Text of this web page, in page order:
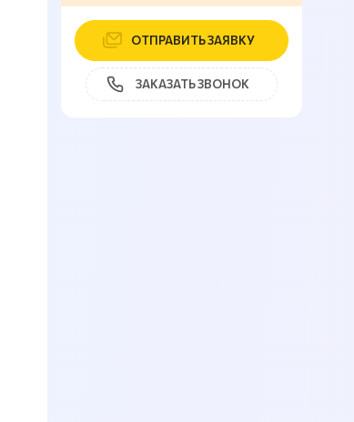
ОТПРАВИТЬ ЗАЯВКУ
ЗАКАЗАТЬ ЗВОНОК